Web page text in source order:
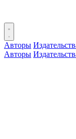
Авторы
Авторы